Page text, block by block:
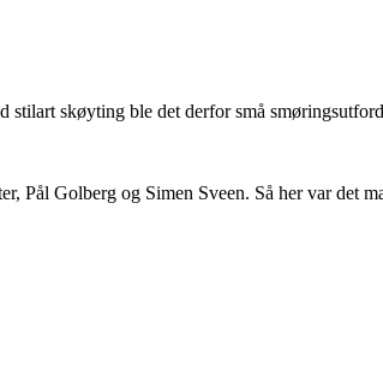
stilart skøyting ble det derfor små
Pål Golberg og Simen Sveen. Så her var det